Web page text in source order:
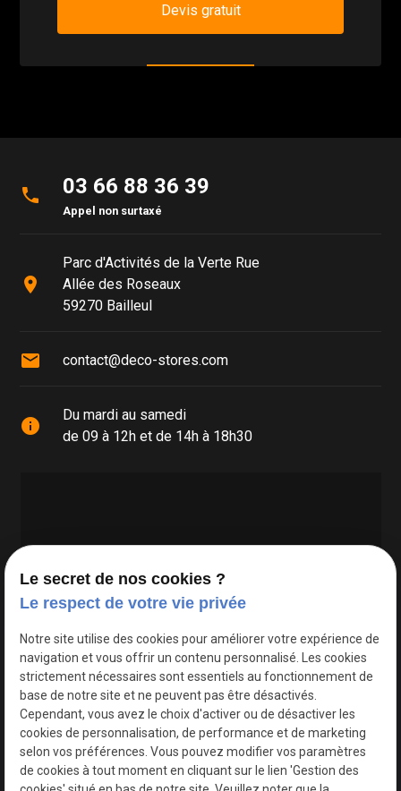
Devis gratuit
phone 03 66 88 36 39
Appel non surtaxé
place
Parc d'Activités de la Verte Rue
Allée des Roseaux
59270 Bailleul
mail contact@deco-stores.com
info
Du mardi au samedi
de 09 à 12h et de 14h à 18h30
Google Maps Search API est désactivé.
Le secret de nos cookies ?
Le respect de votre vie privée
Notre site utilise des cookies pour améliorer votre expérience de
navigation et vous offrir un contenu personnalisé. Les cookies
strictement nécessaires sont essentiels au fonctionnement de
base de notre site et ne peuvent pas être désactivés.
Cependant, vous avez le choix d'activer ou de désactiver les
cookies de personnalisation, de performance et de marketing
selon vos préférences. Vous pouvez modifier vos paramètres
de cookies à tout moment en cliquant sur le lien 'Gestion des